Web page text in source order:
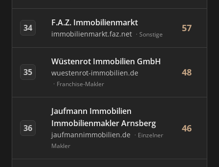
34 F.A.Z. Immobilienmarkt
immobilienmarkt.faz.net Sonstige
57
35
Wüstenrot Immobilien GmbH
wuestenrot-immobilien.de
Franchise-Makler
48
36
Jaufmann Immobilien
Immobilienmakler Arnsberg
jaufmannimmobilien.de
Einzelner
Makler
46